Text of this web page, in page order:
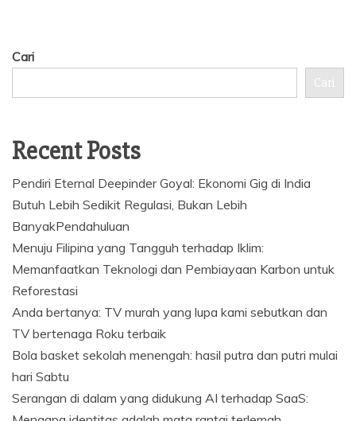
Cari
Cari
Recent Posts
Pendiri Eternal Deepinder Goyal: Ekonomi Gig di India
Butuh Lebih Sedikit Regulasi, Bukan Lebih
BanyakPendahuluan
Menuju Filipina yang Tangguh terhadap Iklim:
Memanfaatkan Teknologi dan Pembiayaan Karbon untuk
Reforestasi
Anda bertanya: TV murah yang lupa kami sebutkan dan
TV bertenaga Roku terbaik
Bola basket sekolah menengah: hasil putra dan putri mulai
hari Sabtu
Serangan di dalam yang didukung AI terhadap SaaS: